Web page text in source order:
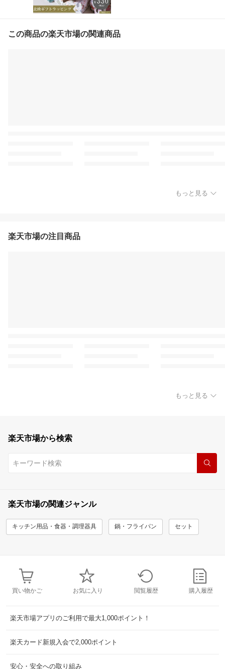
この商品の楽天市場の関連商品
もっと見る
楽天市場の注目商品
もっと見る
楽天市場から検索
楽天市場の関連ジャンル
キッチン用品・食器・調理器具 鍋・フライパン セット
買い物かご お気に入り 閲覧履歴 購入履歴
楽天市場アプリのご利用で最大1,000ポイント！
楽天カード新規入会で2,000ポイント
安心・安全への取り組み